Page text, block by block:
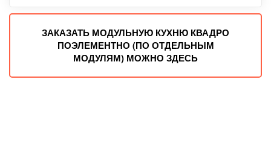
ЗАКАЗАТЬ МОДУЛЬНУЮ КУХНЮ КВАДРО
ПОЭЛЕМЕНТНО (ПО ОТДЕЛЬНЫМ
МОДУЛЯМ) МОЖНО ЗДЕСЬ